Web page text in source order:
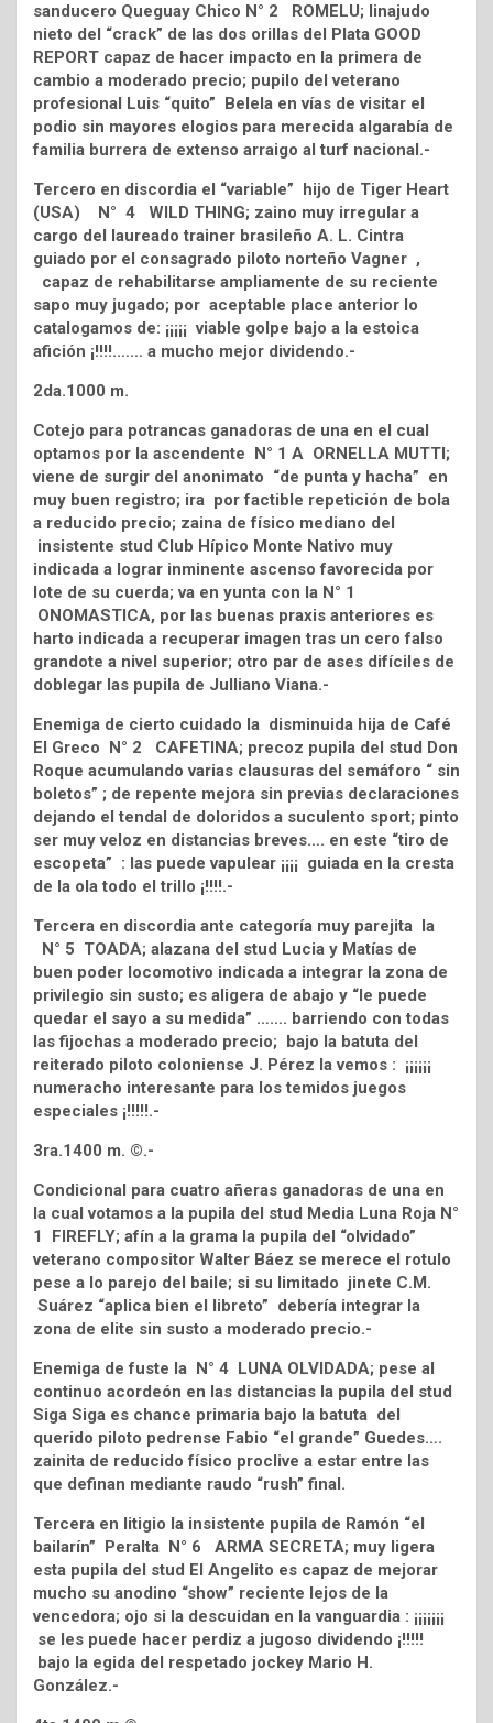
sanducero Queguay Chico N° 2 ROMELU; linajudo
nieto del “crack” de las dos orillas del Plata GOOD
REPORT capaz de hacer impacto en la primera de
cambio a moderado precio; pupilo del veterano
profesional Luis “quito” Belela en vías de visitar el
podio sin mayores elogios para merecida algarabía de
familia burrera de extenso arraigo al turf nacional.-
Tercero en discordia el “variable” hijo de Tiger Heart
(USA) N° 4 WILD THING; zaino muy irregular a
cargo del laureado trainer brasileño A. L. Cintra
guiado por el consagrado piloto norteño Vagner ,
capaz de rehabilitarse ampliamente de su reciente
sapo muy jugado; por aceptable place anterior lo
catalogamos de: ¡¡¡¡¡ viable golpe bajo a la estoica
afición ¡!!!!.…… a mucho mejor dividendo.-
2da.1000 m.
Cotejo para potrancas ganadoras de una en el cual
optamos por la ascendente N° 1 A ORNELLA MUTTI;
viene de surgir del anonimato “de punta y hacha” en
muy buen registro; ira por factible repetición de bola
a reducido precio; zaina de físico mediano del
insistente stud Club Hípico Monte Nativo muy
indicada a lograr inminente ascenso favorecida por
lote de su cuerda; va en yunta con la N° 1
ONOMASTICA, por las buenas praxis anteriores es
harto indicada a recuperar imagen tras un cero falso
grandote a nivel superior; otro par de ases difíciles de
doblegar las pupila de Julliano Viana.-
Enemiga de cierto cuidado la disminuida hija de Café
El Greco N° 2 CAFETINA; precoz pupila del stud Don
Roque acumulando varias clausuras del semáforo “ sin
boletos” ; de repente mejora sin previas declaraciones
dejando el tendal de doloridos a suculento sport; pinto
ser muy veloz en distancias breves…. en este “tiro de
escopeta” : las puede vapulear ¡¡¡¡ guiada en la cresta
de la ola todo el trillo ¡!!!!.-
Tercera en discordia ante categoría muy parejita la
N° 5 TOADA; alazana del stud Lucia y Matías de
buen poder locomotivo indicada a integrar la zona de
privilegio sin susto; es aligera de abajo y “le puede
quedar el sayo a su medida” ……. barriendo con todas
las fijochas a moderado precio; bajo la batuta del
reiterado piloto coloniense J. Pérez la vemos : ¡¡¡¡¡¡
numeracho interesante para los temidos juegos
especiales ¡!!!!!.-
3ra.1400 m. ©.-
Condicional para cuatro añeras ganadoras de una en
la cual votamos a la pupila del stud Media Luna Roja N°
1 FIREFLY; afín a la grama la pupila del “olvidado”
veterano compositor Walter Báez se merece el rotulo
pese a lo parejo del baile; si su limitado jinete C.M.
Suárez “aplica bien el libreto” debería integrar la
zona de elite sin susto a moderado precio.-
Enemiga de fuste la N° 4 LUNA OLVIDADA; pese al
continuo acordeón en las distancias la pupila del stud
Siga Siga es chance primaria bajo la batuta del
querido piloto pedrense Fabio “el grande” Guedes….
zainita de reducido físico proclive a estar entre las
que definan mediante raudo “rush” final.
Tercera en litigio la insistente pupila de Ramón “el
bailarín” Peralta N° 6 ARMA SECRETA; muy ligera
esta pupila del stud El Angelito es capaz de mejorar
mucho su anodino “show” reciente lejos de la
vencedora; ojo si la descuidan en la vanguardia : ¡¡¡¡¡¡¡
se les puede hacer perdiz a jugoso dividendo ¡!!!!!
bajo la egida del respetado jockey Mario H.
González.-